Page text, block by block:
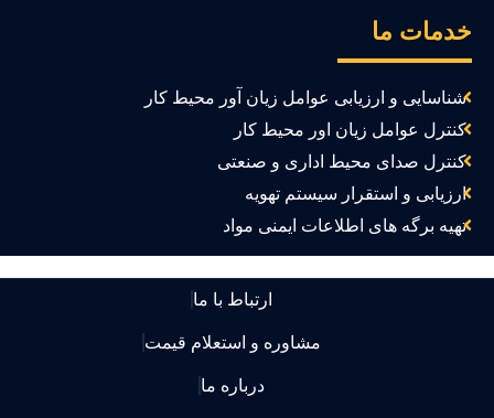
ما
شناسایی و ارزیابی عوامل زیان آور محیط کار
کنترل عوامل زیان اور محیط کار
کنترل صدای محیط اداری و صنعتی
ارزیابی و استقرار سیستم تهویه
تهیه برگه های اطلاعات ایمنی مواد
ارتباط با ما
مشاوره و استعلام قیمت
درباره ما